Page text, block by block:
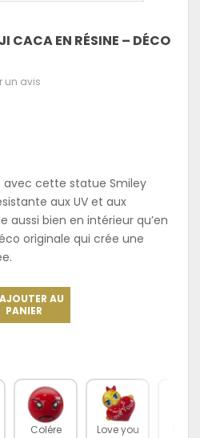
CACA EN RÉSINE – DÉCO
un avis
avec cette statue Smiley
aux UV et aux
aussi bien en intérieur qu’en
originale qui crée une
AJOUTER AU
PANIER
Colére Love you